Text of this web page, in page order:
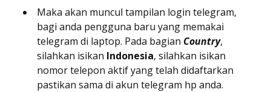
Maka akan muncul tampilan login telegram,
bagi anda pengguna baru yang memakai
telegram di laptop. Pada bagian Country,
silahkan isikan Indonesia, silahkan isikan
nomor telepon aktif yang telah didaftarkan
pastikan sama di akun telegram hp anda.